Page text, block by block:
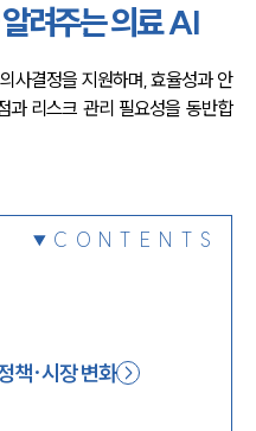
려주는 의료 AI
사결정을 지원하며, 효율성과 안
과 리스크 관리 필요성을 동반합
CONTENTS
책·시장 변화